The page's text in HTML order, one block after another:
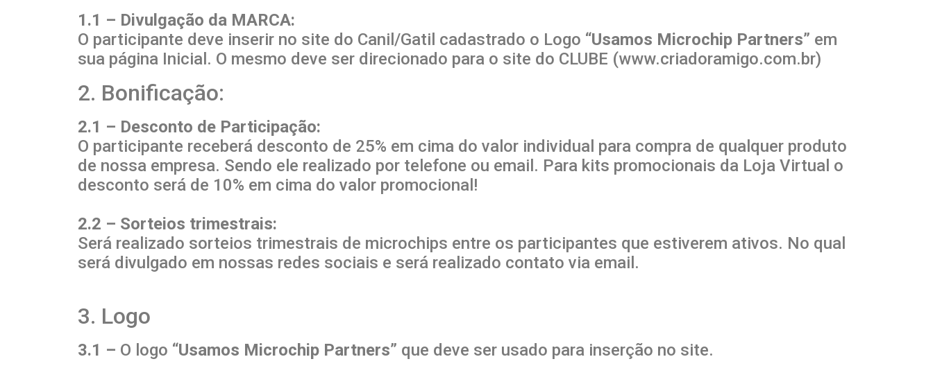
1.1 – Divulgação da MARCA:
O participante deve inserir no site do Canil/Gatil cadastrado o Logo “Usamos Microchip Partners” em
sua página Inicial. O mesmo deve ser direcionado para o site do CLUBE (www.criadoramigo.com.br)
2. Bonificação:
2.1 – Desconto de Participação:
O participante receberá desconto de 25% em cima do valor individual para compra de qualquer produto
de nossa empresa. Sendo ele realizado por telefone ou email. Para kits promocionais da Loja Virtual o
desconto será de 10% em cima do valor promocional!
2.2 – Sorteios trimestrais:
Será realizado sorteios trimestrais de microchips entre os participantes que estiverem ativos. No qual
será divulgado em nossas redes sociais e será realizado contato via email.
3. Logo
3.1 – O logo “Usamos Microchip Partners” que deve ser usado para inserção no site.